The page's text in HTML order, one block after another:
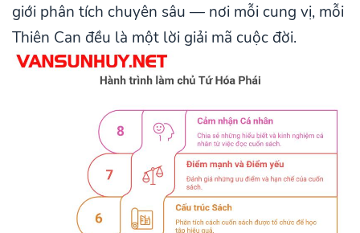
giới phân tích chuyên sâu — nơi mỗi cung vị, mỗi
Thiên Can đều là một lời giải mã cuộc đời.